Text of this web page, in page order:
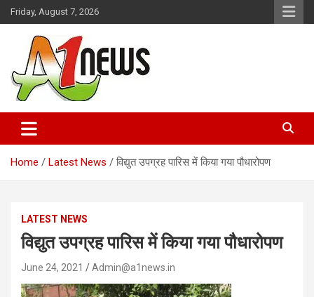
Skip
to
content
Friday, August 7, 2026
A1news.in
Home Latest News विद्युत उपग्रह पारिस में किया गया पौधारोपण
LATEST NEWS
विद्युत उपग्रह पारिस में किया गया पौधारोपण
June 24, 2021 Admin@a1news.in